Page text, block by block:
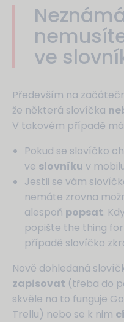
ve
Především na
že některá slovíčka
V takovém případě
Pokud se slovíčko
ve slovníku v
Jestli se vám
nemáte zrovna
alespoň popsat.
popište the thing
případě slovíčko
Nově dohledaná
zapisovat (třeba do
skvěle na to funguje
Trellu) nebo se k nim